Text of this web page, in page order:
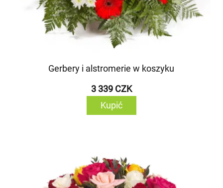
Gerbery i alstromerie w koszyku
3 339 CZK
Kupić